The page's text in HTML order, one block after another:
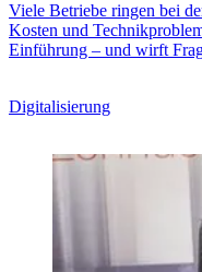
Viele Betriebe ringen bei
Kosten und
Einführung – und wirft
Digitalisierung